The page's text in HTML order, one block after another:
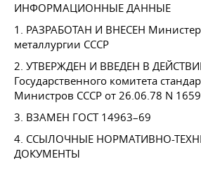
ИНФОРМАЦИОННЫЕ ДАННЫЕ
1. РАЗРАБОТАН И ВНЕСЕН
металлургии СССР
2. УТВЕРЖДЕН И ВВЕДЕН В
Государственного комитета
Министров СССР от 26.06.78 N 1659
3. ВЗАМЕН ГОСТ 14963–69
4. ССЫЛОЧНЫЕ НОРМАТИВНО-
ДОКУМЕНТЫ